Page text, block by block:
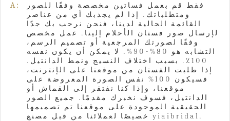
A:
فقط قم بعمل فساتين مخصصة وفقًا للصور
ومتطلباتك. إذا لم يجذبك أي من عناصر
القائمة الحالية لدينا، فنحن نرحب بك جدًا
لإرسال صور فستان الأحلام إلينا. عمل مخصص
وفقًا لصورتك المرجعية أو تصميم الرسم،
التشابه هو 80%-90%. لا يمكن أن يكون نفسه
100٪. بسبب اختلاف النسيج ونمط الدانتيل.
إذا طلبت الفستان من موقعنا على الإنترنت،
فسيكون 100% نفس الصورة المعروضة على
موقعنا، وإذا كنا نفتقر إلى القماش أو
الدانتيل، فسوف نخبرك مقدمًا. جميع الصور
الحقيقية الموجودة على موقعنا تم تصميمها
خصيصًا لعملائنا من قبل مصنع yiaibridal.